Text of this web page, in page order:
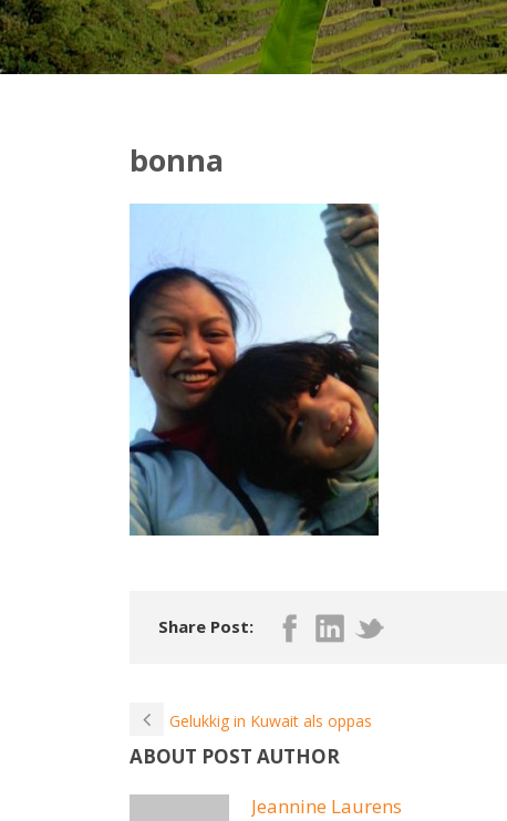
bonna
Share Post:
Gelukkig in Kuwait als oppas
ABOUT POST AUTHOR
Jeannine Laurens